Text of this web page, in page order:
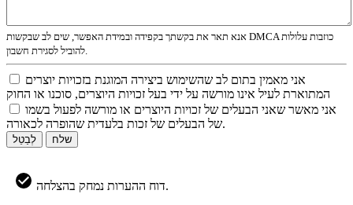
אנא תאר את בקשתך בקפידה ובמידת האפשר, שים לב שבקשות DMCA כוזבות עלולות
אני מאמין בתום לב שהשימוש ביצירה המוגנת בזכויות יוצרים
המתוארת לעיל אינו מורשה על ידי בעל זכויות היוצרים, סוכנו או החוק
אני מאשר שאני הבעלים של זכויות היוצרים או מורשה לפעול בשמו
של הבעלים של זכות בלעדית שהופרה לכאורה.
לְבַטֵל שלח
דוח ההערות נמחק בהצלחה.